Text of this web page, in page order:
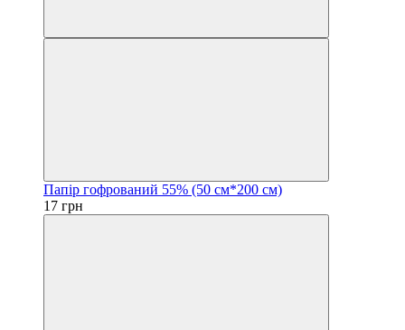
Папір гофрований 55% (50 см*200 см)
17 грн